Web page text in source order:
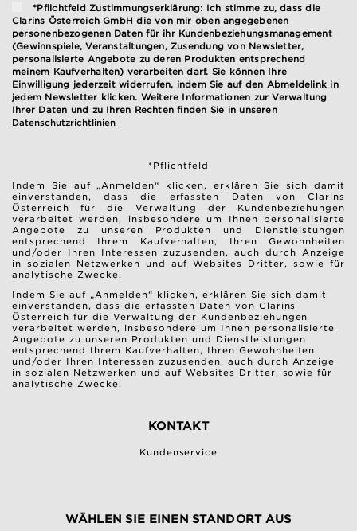
*Pflichtfeld Zustimmungserklärung: Ich stimme zu, dass die
Clarins Österreich GmbH die von mir oben angegebenen
personenbezogenen Daten für ihr Kundenbeziehungsmanagement
(Gewinnspiele, Veranstaltungen, Zusendung von Newsletter,
personalisierte Angebote zu deren Produkten entsprechend
meinem Kaufverhalten) verarbeiten darf. Sie können Ihre
Einwilligung jederzeit widerrufen, indem Sie auf den Abmeldelink in
jedem Newsletter klicken. Weitere Informationen zur Verwaltung
Ihrer Daten und zu Ihren Rechten finden Sie in unseren
Datenschutzrichtlinien
*Pflichtfeld
Indem Sie auf „Anmelden“ klicken, erklären Sie sich damit
einverstanden, dass die erfassten Daten von Clarins
Österreich für die Verwaltung der Kundenbeziehungen
verarbeitet werden, insbesondere um Ihnen personalisierte
Angebote zu unseren Produkten und Dienstleistungen
entsprechend Ihrem Kaufverhalten, Ihren Gewohnheiten
und/oder Ihren Interessen zuzusenden, auch durch Anzeige
in sozialen Netzwerken und auf Websites Dritter, sowie für
analytische Zwecke.
Indem Sie auf „Anmelden“ klicken, erklären Sie sich damit
einverstanden, dass die erfassten Daten von Clarins
Österreich für die Verwaltung der Kundenbeziehungen
verarbeitet werden, insbesondere um Ihnen personalisierte
Angebote zu unseren Produkten und Dienstleistungen
entsprechend Ihrem Kaufverhalten, Ihren Gewohnheiten
und/oder Ihren Interessen zuzusenden, auch durch Anzeige
in sozialen Netzwerken und auf Websites Dritter, sowie für
analytische Zwecke.
KONTAKT
Kundenservice
WÄHLEN SIE EINEN STANDORT AUS